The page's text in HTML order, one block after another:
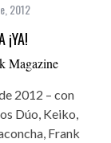
2012
¡YA!
Magazine
2012 – con
Dúo, Keiko,
Frank